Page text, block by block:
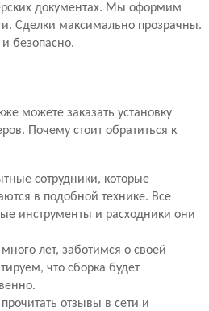
документах. Мы оформим
Сделки максимально прозрачны.
безопасно.
можете заказать установку
Почему стоит обратиться к
сотрудники, которые
в подобной технике. Все
инструменты и расходники они
лет, заботимся о своей
что сборка будет
отзывы в сети и